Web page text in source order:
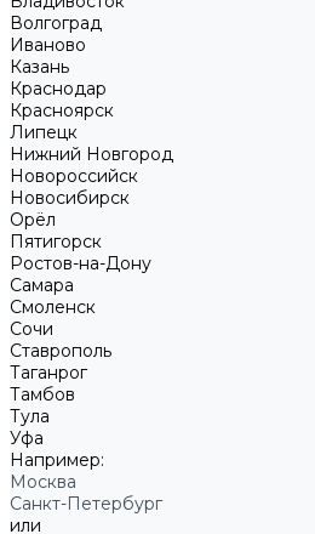
Волгоград
Иваново
Казань
Краснодар
Красноярск
Липецк
Нижний Новгород
Новороссийск
Новосибирск
Орёл
Пятигорск
Ростов-на-Дону
Самара
Смоленск
Сочи
Ставрополь
Таганрог
Тамбов
Тула
Уфа
Например:
Москва
Санкт-Петербург
или